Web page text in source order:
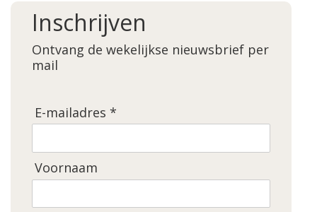
Inschrijven
Ontvang de wekelijkse nieuwsbrief per
mail
E-mailadres *
Voornaam